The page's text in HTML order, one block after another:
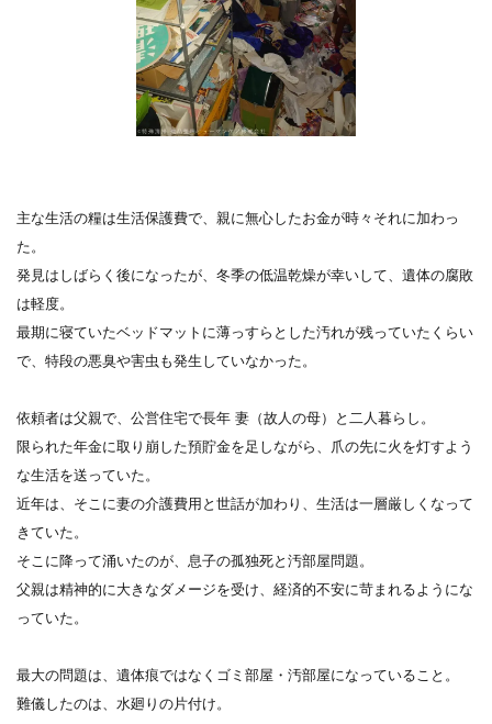
主な生活の糧は生活保護費で、親に無心したお金が時々それに加わっ
た。
発見はしばらく後になったが、冬季の低温乾燥が幸いして、遺体の腐敗
は軽度。
最期に寝ていたベッドマットに薄っすらとした汚れが残っていたくらい
で、特段の悪臭や害虫も発生していなかった。
依頼者は父親で、公営住宅で長年 妻（故人の母）と二人暮らし。
限られた年金に取り崩した預貯金を足しながら、爪の先に火を灯すよう
な生活を送っていた。
近年は、そこに妻の介護費用と世話が加わり、生活は一層厳しくなって
きていた。
そこに降って涌いたのが、息子の孤独死と汚部屋問題。
父親は精神的に大きなダメージを受け、経済的不安に苛まれるようにな
っていた。
最大の問題は、遺体痕ではなくゴミ部屋・汚部屋になっていること。
難儀したのは、水廻りの片付け。